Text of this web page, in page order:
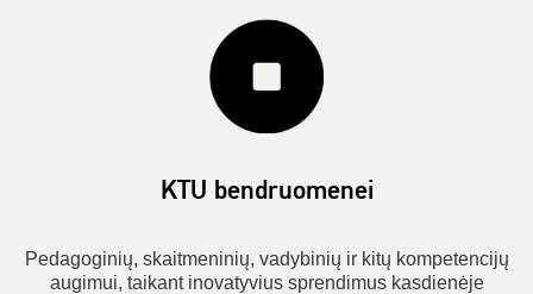
KTU bendruomenei
Pedagoginių, skaitmeninių, vadybinių ir kitų kompetencijų
augimui, taikant inovatyvius sprendimus kasdienėje